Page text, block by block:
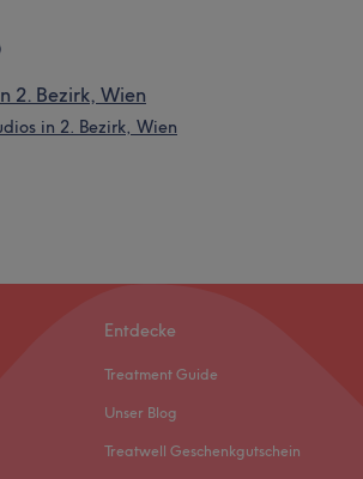
2. Bezirk, Wien
in 2. Bezirk, Wien
Entdecke
Treatment Guide
Unser Blog
Treatwell Geschenkgutschein